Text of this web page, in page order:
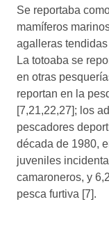
Se reportaba
mamíferos
agalleras
La totoaba se
en otras
reportan en la
[7,21,22,27]; los
pescadores
década de 1980,
juveniles
camaroneros, y
pesca furtiva [7].